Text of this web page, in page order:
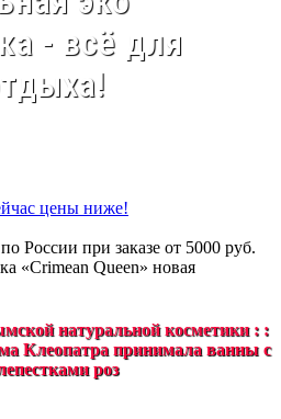
- всё для
цены ниже!
России при заказе от 5000 руб.
натуральной косметики : :
Клеопатра принимала ванны с
роз